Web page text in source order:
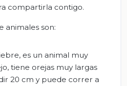
compartirla contigo.
animales son:
es un animal muy
tiene orejas muy largas
20 cm y puede correr a